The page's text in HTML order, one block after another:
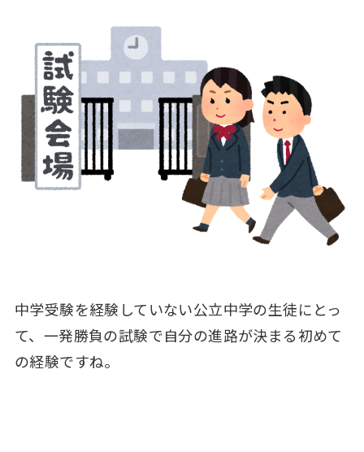
中学受験を経験していない公立中学の生徒にとっ
て、一発勝負の試験で自分の進路が決まる初めて
の経験ですね。